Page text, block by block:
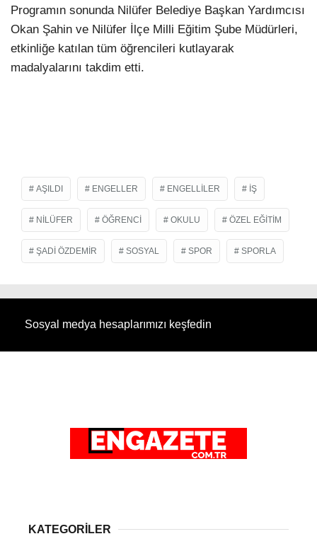
Programın sonunda Nilüfer Belediye Başkan Yardımcısı
Okan Şahin ve Nilüfer İlçe Milli Eğitim Şube Müdürleri,
etkinliğe katılan tüm öğrencileri kutlayarak
madalyalarını takdim etti.
AŞILDI ENGELLER ENGELLILER İŞ
NILÜFER ÖĞRENCI OKULU ÖZEL EĞITIM
ŞADI ÖZDEMIR SOSYAL SPOR SPORLA
Sosyal medya hesaplarımızı keşfedin
KATEGORİLER